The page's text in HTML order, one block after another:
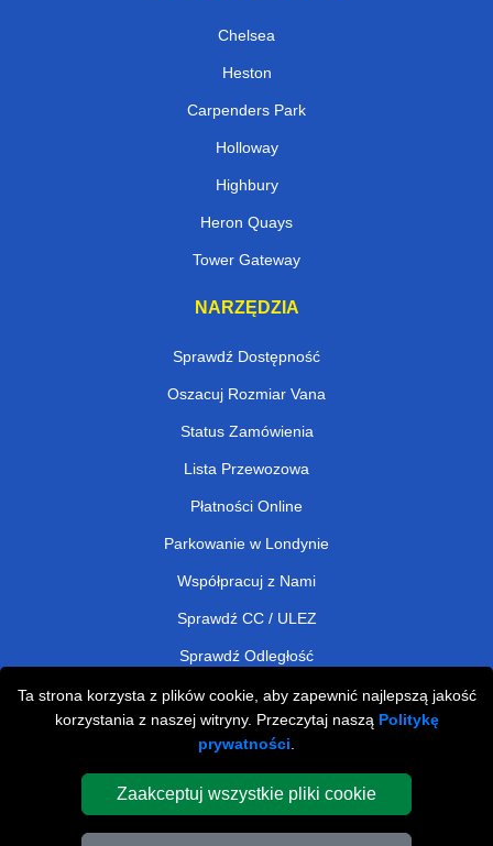
Ta strona korzysta z plików cookie, aby zapewnić najlepszą jakość
korzystania z naszej witryny. Przeczytaj naszą Politykę
prywatności
Zaakceptuj wszystkie pliki cookie
Chelsea
Heston
Carpenders Park
Holloway
Highbury
Heron Quays
Tower Gateway
NARZĘDZIA
Sprawdź Dostępność
Oszacuj Rozmiar Vana
Status Zamówienia
Lista Przewozowa
Płatności Online
Parkowanie w Londynie
Współpracuj z Nami
Sprawdź CC / ULEZ
Sprawdź Odległość
Man and Van Removals